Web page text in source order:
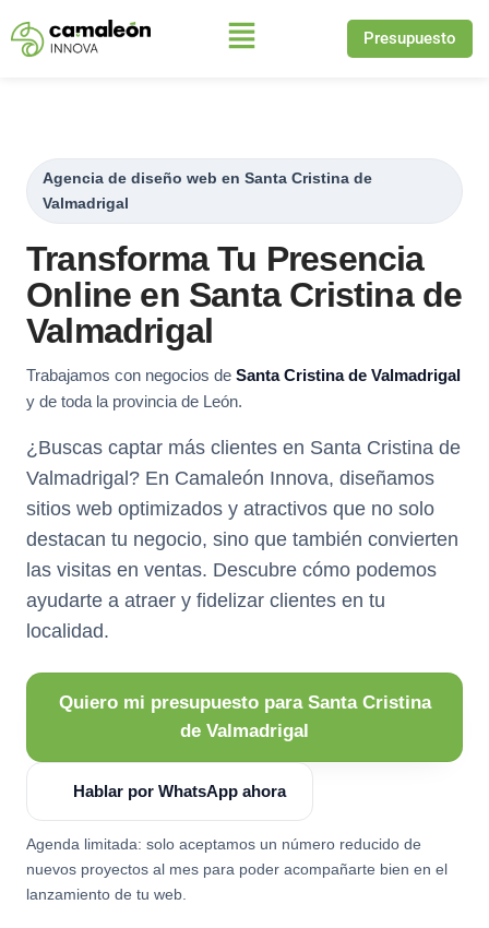
Saltar
Presupuesto
Agencia de diseño web en Santa Cristina de
Valmadrigal
Transforma Tu Presencia
Online en Santa Cristina de
Valmadrigal
Trabajamos con negocios de Santa Cristina de Valmadrigal
y de toda la provincia de León.
¿Buscas captar más clientes en Santa Cristina de
Valmadrigal? En Camaleón Innova, diseñamos
sitios web optimizados y atractivos que no solo
destacan tu negocio, sino que también convierten
las visitas en ventas. Descubre cómo podemos
ayudarte a atraer y fidelizar clientes en tu
localidad.
Quiero mi presupuesto para Santa Cristina
de Valmadrigal
Hablar por WhatsApp ahora
Agenda limitada: solo aceptamos un número reducido de
nuevos proyectos al mes para poder acompañarte bien en el
lanzamiento de tu web.